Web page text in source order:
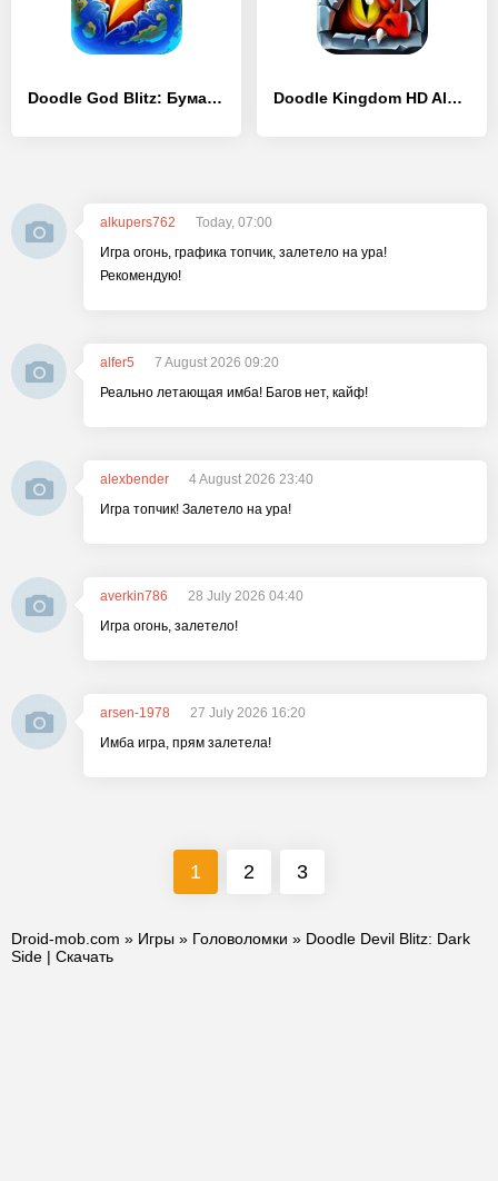
Doodle God Blitz: Бумажная Алхимия Doodle Kingdom HD Alchemy
alkupers762
Today, 07:00
Игра огонь, графика топчик, залетело на ура!
Рекомендую!
alfer5
7 August 2026 09:20
Реально летающая имба! Багов нет, кайф!
alexbender
4 August 2026 23:40
Игра топчик! Залетело на ура!
averkin786
28 July 2026 04:40
Игра огонь, залетело!
arsen-1978
27 July 2026 16:20
Имба игра, прям залетела!
1 2 3
Droid-mob.com » Игры » Головоломки » Doodle Devil Blitz: Dark
Side | Скачать